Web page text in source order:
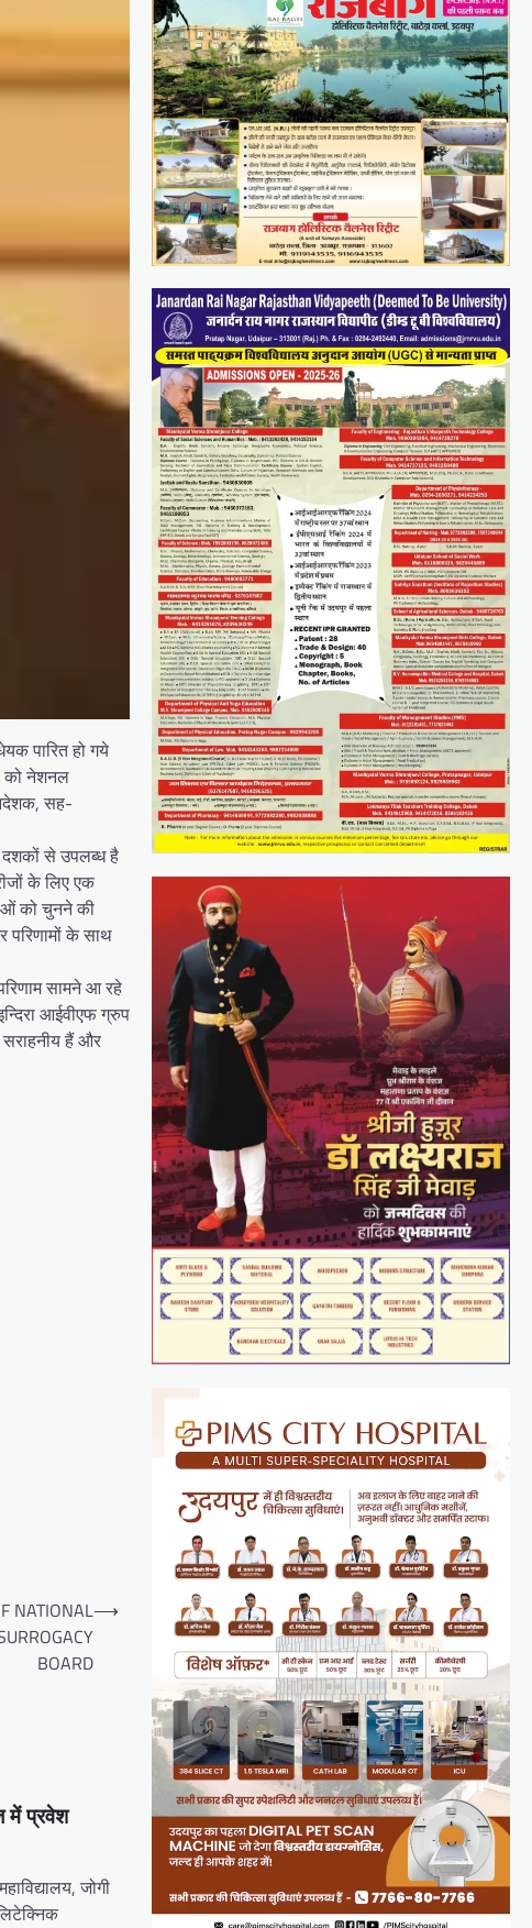
पारित हो गये
को नेशनल
सह-
दशकों से उपलब्ध है
के लिए एक
को चुनने की
परिणामों के साथ
सामने आ रहे
आईवीएफ ग्रुप
हैं और
NATIONAL
BOARD
⟶
में प्रवेश
जोगी